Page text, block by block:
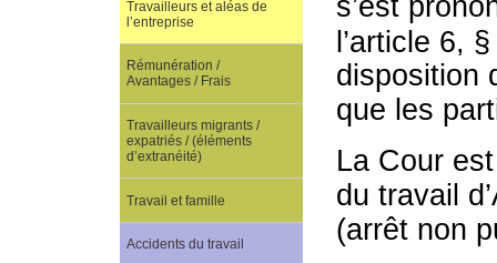
l’article 6,
disposition
que les
La Cour
du travail
(arrêt non
Travailleurs et aléas de
l’entreprise
Rémunération /
Avantages / Frais
Travailleurs migrants /
expatriés / (éléments
d’extranéité)
Travail et famille
Accidents du travail